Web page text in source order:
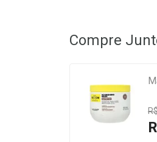
Compre